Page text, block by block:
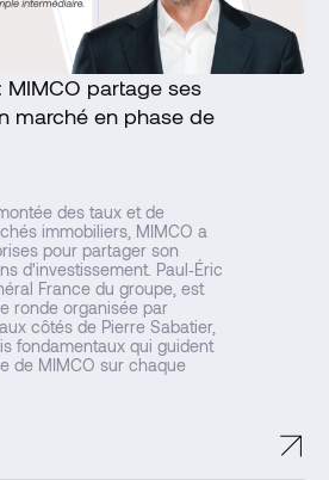
MIMCO partage ses
marché en phase de
des taux et de
immobiliers, MIMCO a
pour partager son
d'investissement. Paul‑Éric
France du groupe, est
ronde organisée par
côtés de Pierre Sabatier,
fondamentaux qui guident
de MIMCO sur chaque
↗